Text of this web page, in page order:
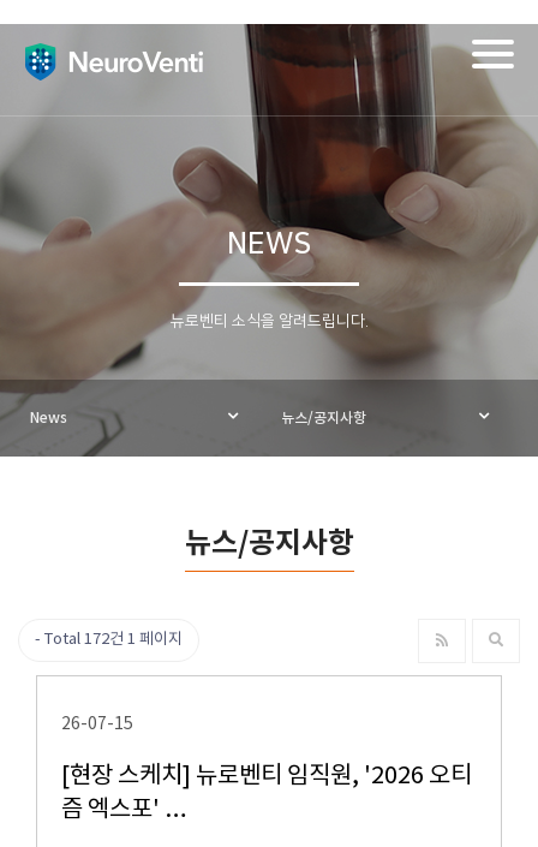
NEWS
뉴로벤티 소식을 알려드립니다.
News 뉴스/공지사항
뉴스/공지사항
Total 172건 1 페이지
26-07-15
[현장 스케치] 뉴로벤티 임직원, '2026 오티
즘 엑스포' …